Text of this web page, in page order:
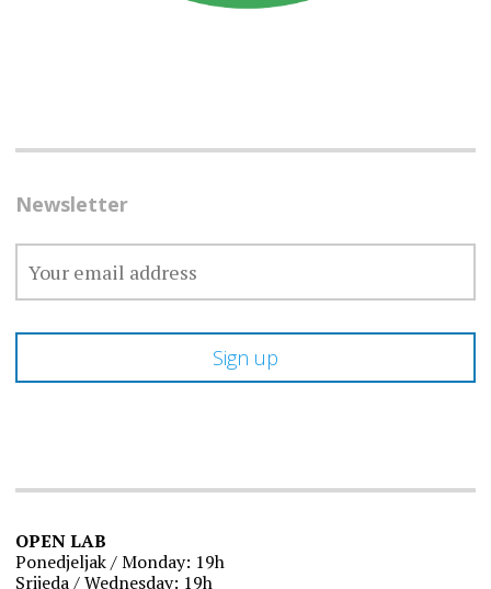
Newsletter
OPEN LAB
Ponedjeljak / Monday: 19h
Srijeda / Wednesday: 19h